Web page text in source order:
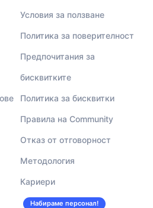
Условия за ползване
Политика за поверителност
Предпочитания за
бисквитките
Политика за бисквитки
Правила на Community
Отказ от отговорност
Методология
Кариери
Набираме персонал!